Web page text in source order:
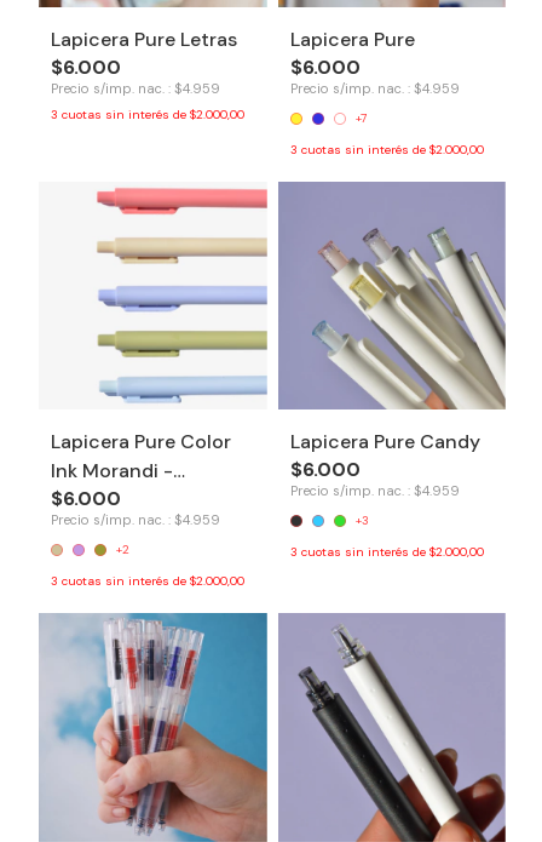
Lapicera Pure Letras
$6.000
Precio s/imp. nac. : $4.959
3 cuotas sin interés de $2.000,00
Lapicera Pure
$6.000
Precio s/imp. nac. : $4.959
+7
3 cuotas sin interés de $2.000,00
Lapicera Pure Color
Ink Morandi -
Primavera
$6.000
Precio s/imp. nac. : $4.959
+2
3 cuotas sin interés de $2.000,00
Lapicera Pure Candy
$6.000
Precio s/imp. nac. : $4.959
+3
3 cuotas sin interés de $2.000,00